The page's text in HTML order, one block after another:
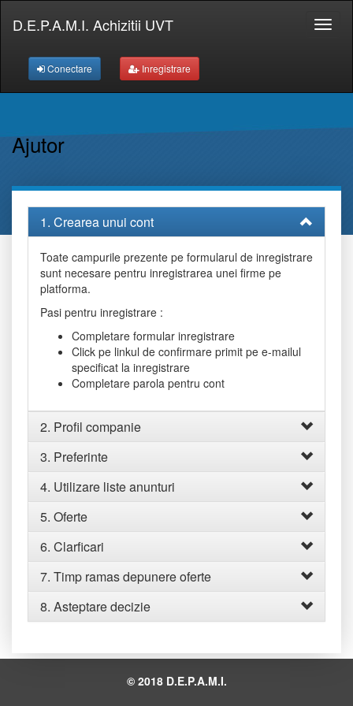
D.E.P.A.M.I. Achizitii UVT
Conectare Inregistrare
Ajutor
1. Crearea unui cont
Toate campurile prezente pe formularul de inregistrare
sunt necesare pentru inregistrarea unei firme pe
platforma.
Pasi pentru inregistrare :
Completare formular inregistrare
Click pe linkul de confirmare primit pe e-mailul
specificat la inregistrare
Completare parola pentru cont
2. Profil companie
3. Preferinte
4. Utilizare liste anunturi
5. Oferte
6. Clarficari
7. Timp ramas depunere oferte
8. Asteptare decizie
© 2018 D.E.P.A.M.I.